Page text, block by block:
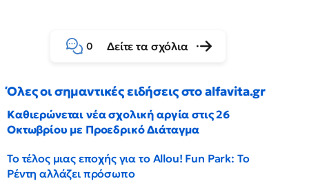
0 Δείτε τα σχόλια
Όλες οι σημαντικές ειδήσεις στο alfavita.gr
Καθιερώνεται νέα σχολική αργία στις 26
Οκτωβρίου με Προεδρικό Διάταγμα
Το τέλος μιας εποχής για το Allou! Fun Park: Το
Ρέντη αλλάζει πρόσωπο